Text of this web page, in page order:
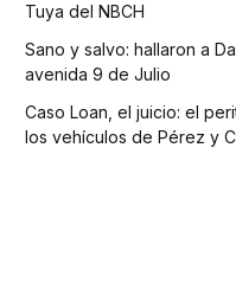
Tuya del NBCH
Sano y salvo: hallaron a
avenida 9 de Julio
Caso Loan, el juicio: el
los vehículos de Pérez y